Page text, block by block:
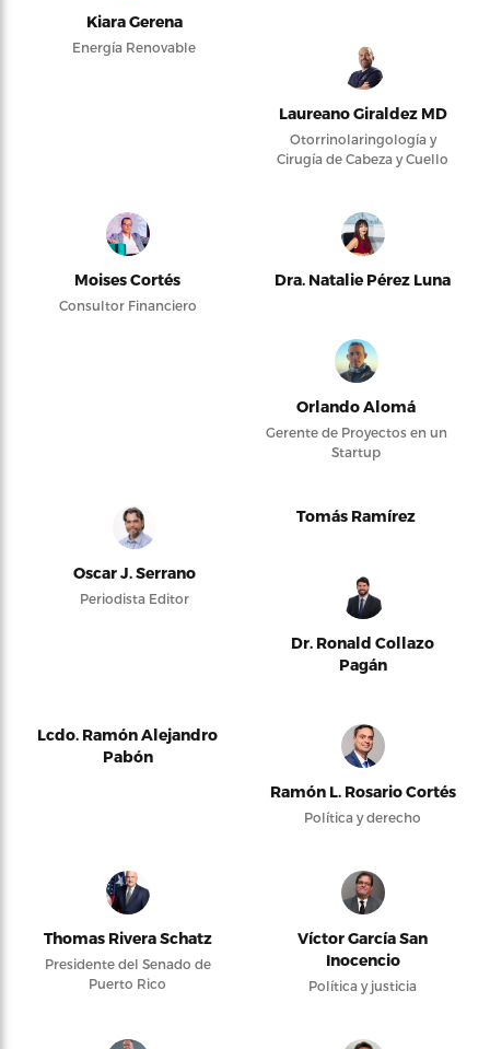
Kiara Gerena
Energía Renovable
Laureano Giraldez MD
Otorrinolaringología y
Cirugía de Cabeza y Cuello
Moises Cortés
Consultor Financiero
Dra. Natalie Pérez Luna
Orlando Alomá
Gerente de Proyectos en un
Startup
Oscar J. Serrano
Periodista Editor
Tomás Ramírez
Dr. Ronald Collazo
Pagán
Lcdo. Ramón Alejandro
Pabón
Ramón L. Rosario Cortés
Política y derecho
Thomas Rivera Schatz
Presidente del Senado de
Puerto Rico
Víctor García San
Inocencio
Política y justicia